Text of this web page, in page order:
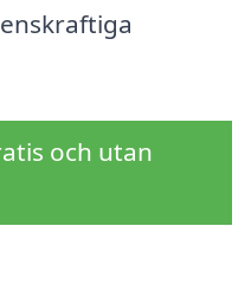
och utan